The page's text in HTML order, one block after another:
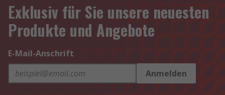
Exklusiv für Sie unsere neuesten
Produkte und Angebote
E-Mail-Anschrift
Anmelden